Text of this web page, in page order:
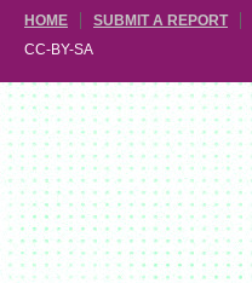
HOME SUBMIT A REPORT
CC-BY-SA